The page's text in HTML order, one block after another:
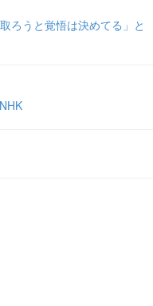
ろうと覚悟は決めてる」と